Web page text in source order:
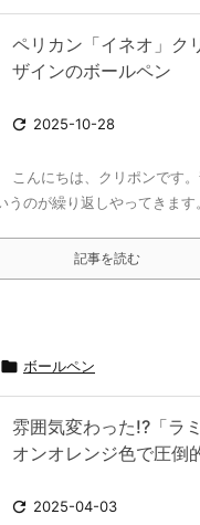
ペリカン「イネオ」ク
ザインのボールペン
 2025-10-28
こんにちは、クリポンです
うのが繰り返しやってきます
記事を読む
 ボールペン
雰囲気変わった!?「ラ
オンオレンジ色で圧倒
 2025-04-03